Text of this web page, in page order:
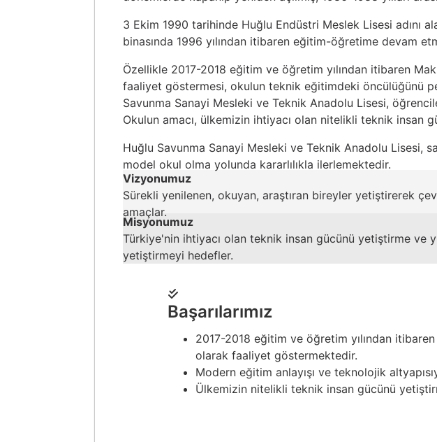
3 Ekim 1990 tarihinde Huğlu Endüstri Meslek Lisesi adını
binasında 1996 yılından itibaren eğitim-öğretime devam
Özellikle 2017-2018 eğitim ve öğretim yılından itibaren
faaliyet göstermesi, okulun teknik eğitimdeki öncülüğünü
Savunma Sanayi Mesleki ve Teknik Anadolu Lisesi,
Okulun amacı, ülkemizin ihtiyacı olan nitelikli teknik insan
Huğlu Savunma Sanayi Mesleki ve Teknik Anadolu
model okul olma yolunda kararlılıkla ilerlemektedir.
Vizyonumuz
Sürekli yenilenen, okuyan, araştıran bireyler yetiştirerek
amaçlar.
Misyonumuz
Türkiye'nin ihtiyacı olan teknik insan gücünü yetiştirme ve
yetiştirmeyi hedefler.
Başarılarımız
2017-2018 eğitim ve öğretim yılından
olarak faaliyet göstermektedir.
Modern eğitim anlayışı ve teknolojik
Ülkemizin nitelikli teknik insan gücünü